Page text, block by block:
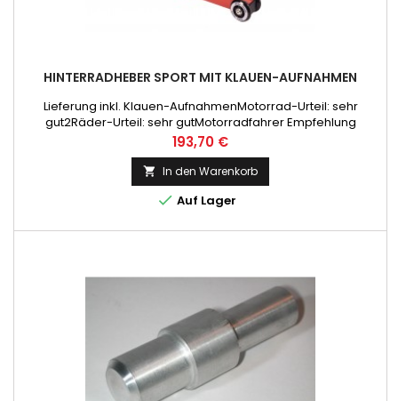
HINTERRADHEBER SPORT MIT KLAUEN-AUFNAHMEN
Lieferung inkl. Klauen-AufnahmenMotorrad-Urteil: sehr
gut2Räder-Urteil: sehr gutMotorradfahrer Empfehlung
Preis
193,70 €
 In den Warenkorb
 Auf Lager